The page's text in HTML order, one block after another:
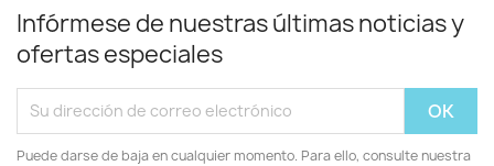
Infórmese de nuestras últimas noticias y
ofertas especiales
Puede darse de baja en cualquier momento. Para ello, consulte nuestra